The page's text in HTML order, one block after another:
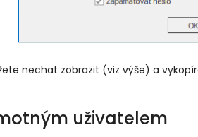
nechat zobrazit (viz výše) a
uživatelem